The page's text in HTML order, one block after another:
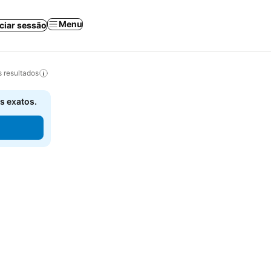
sessão Menu
resultados
exatos.